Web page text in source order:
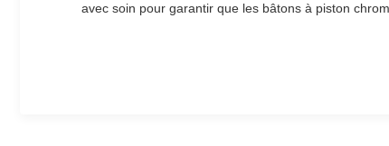
avec soin pour garantir que les bâtons à piston